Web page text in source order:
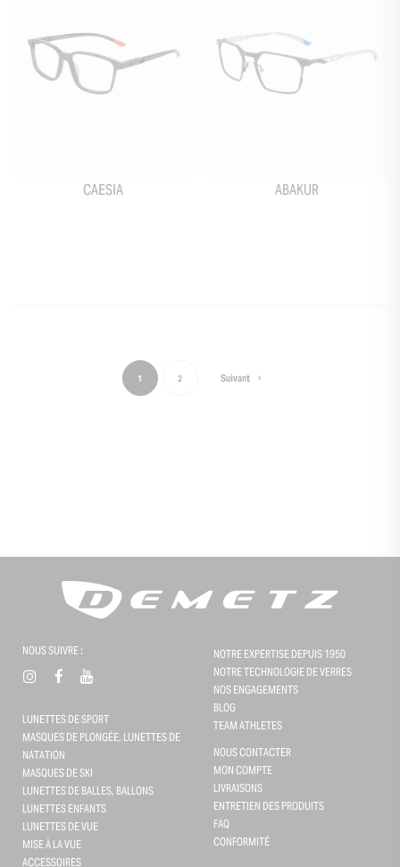
CAESIA ABAKUR
1 2 Suivant
NOUS SUIVRE :
LUNETTES DE SPORT
MASQUES DE PLONGÉE, LUNETTES DE
NATATION
MASQUES DE SKI
LUNETTES DE BALLES, BALLONS
LUNETTES ENFANTS
LUNETTES DE VUE
MISE À LA VUE
ACCESSOIRES
NOTRE EXPERTISE DEPUIS 1950
NOTRE TECHNOLOGIE DE VERRES
NOS ENGAGEMENTS
BLOG
TEAM ATHLETES
NOUS CONTACTER
MON COMPTE
LIVRAISONS
ENTRETIEN DES PRODUITS
FAQ
CONFORMITÉ
Gestion des cookies